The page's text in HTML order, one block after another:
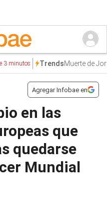
TrendsMuerte de Jorge
Agregar Infobae en
en las
que
quedarse
Mundial